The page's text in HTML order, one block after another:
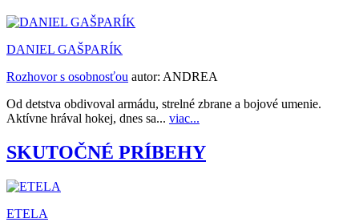
DANIEL GAŠPARÍK
Rozhovor s osobnosťou autor: ANDREA
Od detstva obdivoval armádu, strelné zbrane a bojové umenie.
Aktívne hrával hokej, dnes sa... viac...
SKUTOČNÉ PRÍBEHY
ETELA